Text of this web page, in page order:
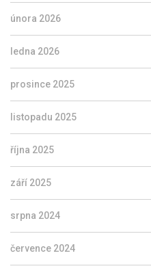
února 2026
ledna 2026
prosince 2025
listopadu 2025
října 2025
září 2025
srpna 2024
července 2024